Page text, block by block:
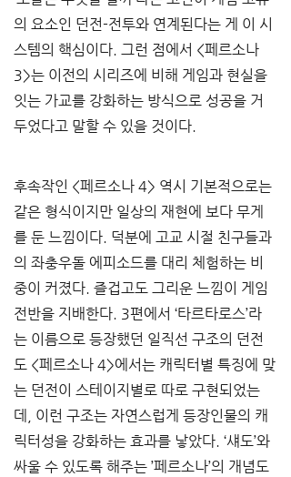
의 요소인 던전-전투와 연계된다는 게 이 시
스템의 핵심이다. 그런 점에서 <페르소나
3>는 이전의 시리즈에 비해 게임과 현실을
잇는 가교를 강화하는 방식으로 성공을 거
두었다고 말할 수 있을 것이다.
후속작인 <페르소나 4> 역시 기본적으로는
같은 형식이지만 일상의 재현에 보다 무게
를 둔 느낌이다. 덕분에 고교 시절 친구들과
의 좌충우돌 에피소드를 대리 체험하는 비
중이 커졌다. 즐겁고도 그리운 느낌이 게임
전반을 지배한다. 3편에서 ‘타르타로스’라
는 이름으로 등장했던 일직선 구조의 던전
도 <페르소나 4>에서는 캐릭터별 특징에 맞
는 던전이 스테이지별로 따로 구현되었는
데, 이런 구조는 자연스럽게 등장인물의 캐
릭터성을 강화하는 효과를 낳았다. ‘섀도’와
싸울 수 있도록 해주는 ’페르소나’의 개념도